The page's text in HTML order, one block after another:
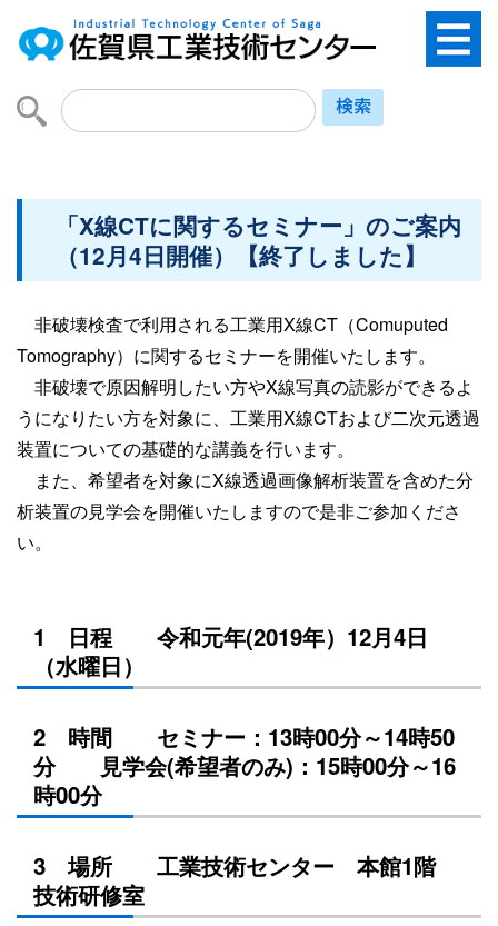
「X線CTに関するセミナー」のご案内
（12月4日開催）【終了しました】
非破壊検査で利用される工業用X線CT（Comuputed
Tomography）に関するセミナーを開催いたします。
非破壊で原因解明したい方やX線写真の読影ができるよ
うになりたい方を対象に、工業用X線CTおよび二次元透過
装置についての基礎的な講義を行います。
また、希望者を対象にX線透過画像解析装置を含めた分
析装置の見学会を開催いたしますので是非ご参加くださ
い。
1 日程 令和元年(2019年）12月4日
（水曜日）
2 時間 セミナー：13時00分～14時50
分 見学会(希望者のみ)：15時00分～16
時00分
3 場所 工業技術センター 本館1階
技術研修室